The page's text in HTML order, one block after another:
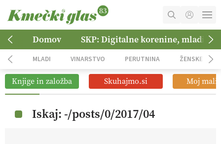
MOJ RAČUN
NAROČITE SE
OGLASNO TRŽENJE
Domov SKP: Digitalne korenine, mladi
MLADI VINARSTVO PERUTNINA ŽENSKE
Knjige in založba Skuhajmo.si Moj mali
Iskaj: -/posts/0/2017/04